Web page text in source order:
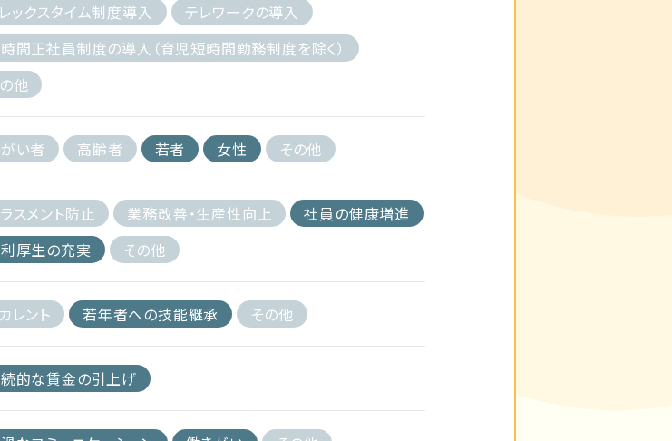
ックスタイム制度導入
テレワークの導入
間正社員制度の導入（育児短時間勤務制度を除く）
他
い者 高齢者 若者 女性 その他
スメント防止 業務改善・生産性向上
社員の健康増進
厚生の充実
その他
レント 若年者への技能継承 その他
的な賃金の引上げ